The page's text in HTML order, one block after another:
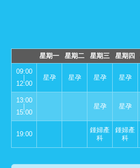
星期一 星期二 星期三 星期四
09:00
｜
12:00
星孕 星孕 星孕 星孕
13:00
｜
15:00
星孕 星孕
19:00
鍾婦產
科
鍾婦產
科